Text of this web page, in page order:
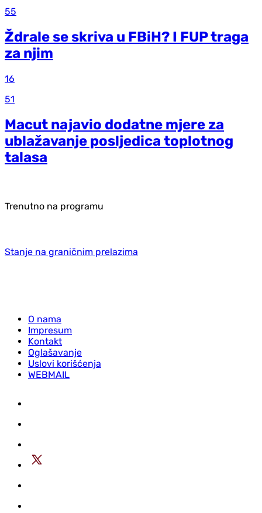
55
Ždrale se skriva u FBiH? I FUP traga
za njim
16
51
Macut najavio dodatne mjere za
ublažavanje posljedica toplotnog
talasa
Trenutno na programu
Stanje na graničnim prelazima
O nama
Impresum
Kontakt
Oglašavanje
Uslovi korišćenja
WEBMAIL